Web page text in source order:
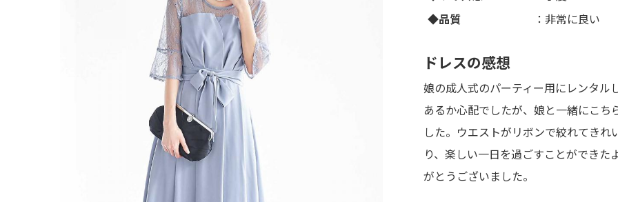
◆品質
：非常に良い
ドレスの感想
娘の成人式のパーティー用にレンタル
あるか心配でしたが、娘と一緒にこ
した。ウエストがリボンで絞れてき
り、楽しい一日を過ごすことができ
がとうございました。